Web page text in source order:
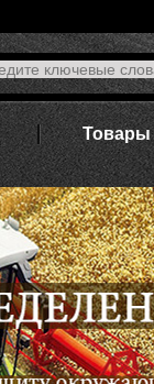
Товары